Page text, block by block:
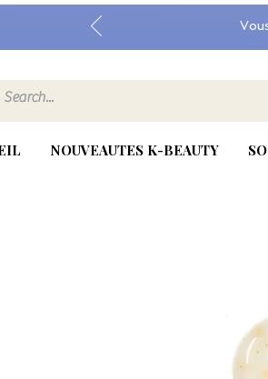
NOUVEAUTES K-BEAUTY